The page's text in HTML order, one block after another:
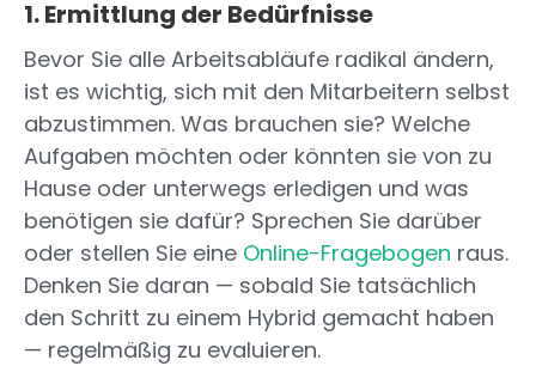
1. Ermittlung der Bedürfnisse
Bevor Sie alle Arbeitsabläufe radikal ändern,
ist es wichtig, sich mit den Mitarbeitern selbst
abzustimmen. Was brauchen sie? Welche
Aufgaben möchten oder könnten sie von zu
Hause oder unterwegs erledigen und was
benötigen sie dafür? Sprechen Sie darüber
oder stellen Sie eine Online-Fragebogen raus.
Denken Sie daran — sobald Sie tatsächlich
den Schritt zu einem Hybrid gemacht haben
— regelmäßig zu evaluieren.